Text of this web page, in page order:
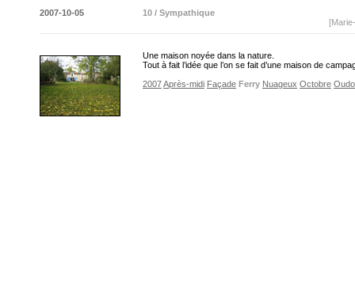
2007-10-05
10 / Sympathique
Une maison noyée dans la nature.
Tout à fait l’idée que l’on se fait d’une maison de
2007Après-midi Façade Ferry Nuageux Octobre